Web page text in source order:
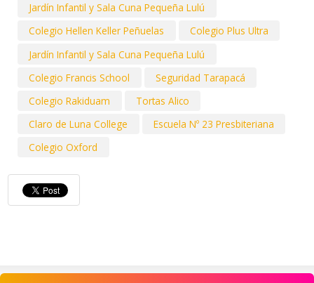
Jardín Infantil y Sala Cuna Pequeña Lulú
Colegio Hellen Keller Peñuelas
Colegio Plus Ultra
Jardín Infantil y Sala Cuna Pequeña Lulú
Colegio Francis School
Seguridad Tarapacá
Colegio Rakiduam
Tortas Alico
Claro de Luna College
Escuela Nº 23 Presbiteriana
Colegio Oxford